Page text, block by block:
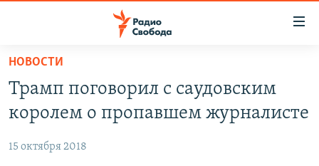
упрощенного
доступа
основному
ПОДКАСТЫ
АВТОРСКИЕ ПРОЕКТЫ
ЦИТАТЫ СВОБОДЫ
НОВОСТИ
Трамп поговорил с саудовским
королем о пропавшем журналисте
15 октября 2018